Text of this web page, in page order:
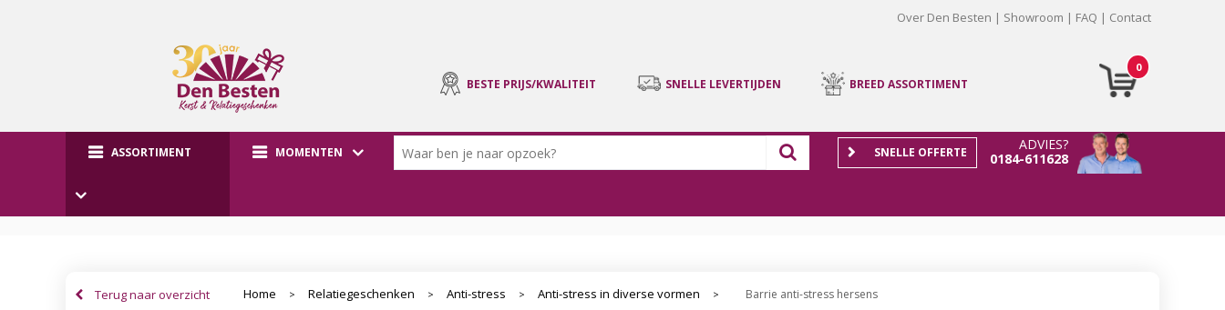
Over Den Besten Showroom FAQ Contact
0
BESTE PRIJS/KWALITEIT SNELLE LEVERTIJDEN BREED ASSORTIMENT
ASSORTIMENT MOMENTEN
ADVIES?
0184-611628
SNELLE OFFERTE
Terug naar overzicht Home > Relatiegeschenken > Anti-stress > Anti-stress in diverse vormen > Barrie anti-stress hersens